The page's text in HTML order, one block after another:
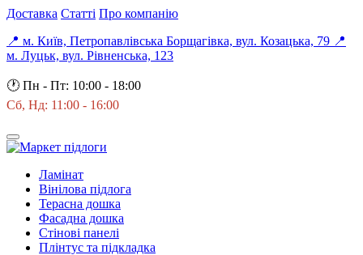
Доставка Статті Про компанію
📍 м. Київ, Петропавлівська Борщагівка, вул. Козацька, 79 📍
м. Луцьк, вул. Рівненська, 123
🕐 Пн - Пт: 10:00 - 18:00
Сб, Нд: 11:00 - 16:00
Ламінат
Вінілова підлога
Терасна дошка
Фасадна дошка
Стінові панелі
Плінтус та підкладка